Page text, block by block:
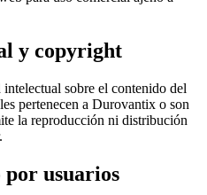
y copyright
sobre el contenido del
pertenecen a Durovantix o son
la reproducción ni distribución
por usuarios